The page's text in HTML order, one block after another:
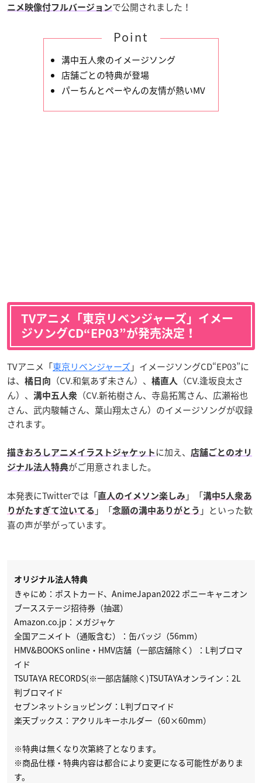
ニメ映像付フルバージョンで公開されました！
Point
溝中五人衆のイメージソング
店舗ごとの特典が登場
パーちんとペーやんの友情が熱いMV
TVアニメ「東京リベンジャーズ」イメー
ジソングCD“EP03”が発売決定！
TVアニメ「東京リベンジャーズ 」イメージソングCD“EP03”に
は、
橘日向 （CV.和氣あず未さん）、 橘直人
（CV.逢坂良太さ
ん）、
溝中五人衆
（CV.新祐樹さん、寺島拓篤さん、広瀬裕也
さん、武内駿輔さん、葉山翔太さん）のイメージソングが収録
されます。
描きおろしアニメイラストジャケット に加え、
店舗ごとのオリ
ジナル法人特典がご用意されました。
本発表にTwitterでは「直人のイメソン楽しみ 」「溝中5人衆あ
りがたすぎて泣いてる 」「念願の溝中ありがとう 」といった歓
喜の声が挙がっています。
オリジナル法人特典
きゃにめ：ポストカード、AnimeJapan2022 ポニーキャニオン
ブースステージ招待券（抽選）
Amazon.co.jp：メガジャケ
全国アニメイト（通販含む）：缶バッジ（56mm）
HMV&BOOKS online・HMV店舗（一部店舖除く）：L判ブロマ
イド
TSUTAYA RECORDS(※一部店舗除く)TSUTAYAオンライン：2L
判ブロマイド
セブンネットショッピング：L判ブロマイド
楽天ブックス：アクリルキーホルダー（60×60mm）
※特典は無くなり次第終了となります。
※商品仕様・特典内容は都合により変更になる可能性がありま
す。